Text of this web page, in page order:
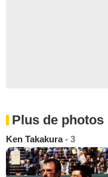
Plus de photos
Ken Takakura- 3